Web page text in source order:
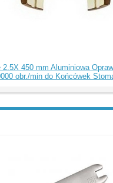
450 mm Aluminiowa
obr./min do Końcówek